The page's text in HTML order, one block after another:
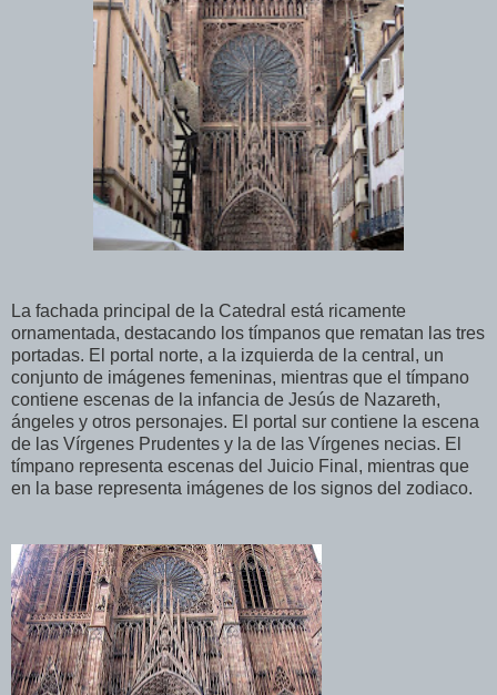
La fachada principal de la Catedral está ricamente
ornamentada, destacando los tímpanos que rematan las tres
portadas. El portal norte, a la izquierda de la central, un
conjunto de imágenes femeninas, mientras que el tímpano
contiene escenas de la infancia de Jesús de Nazareth,
ángeles y otros personajes. El portal sur contiene la escena
de las Vírgenes Prudentes y la de las Vírgenes necias. El
tímpano representa escenas del Juicio Final, mientras que
en la base representa imágenes de los signos del zodiaco.